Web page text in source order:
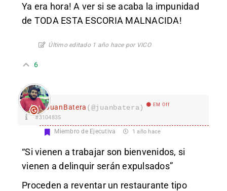
Ya era hora! A ver si se acaba la impunidad
de TODA ESTA ESCORIA MALNACIDA!
Último editado 1 año hace por VICO
6
JuanBatera (@juanbatera) EM Off
#3104835
Miembro de Ejecutiva 1 año hace
“Si vienen a trabajar son bienvenidos, si
vienen a delinquir serán expulsados”
Proceden a reventar un restaurante tipo